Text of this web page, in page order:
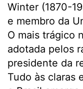
Winter (1870-
e membro da
O mais trágico
adotada pelos
presidente da
Tudo às claras